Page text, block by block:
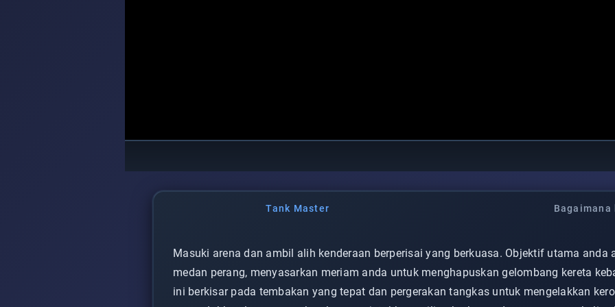
Tank Master Bagaimana
Masuki arena dan ambil alih kenderaan berperisai yang berkuasa. Objektif utama anda
medan perang, menyasarkan meriam anda untuk menghapuskan gelombang kereta
ini berkisar pada tembakan yang tepat dan pergerakan tangkas untuk mengelakkan